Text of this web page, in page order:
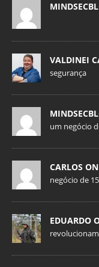
VALDINEI
segurança
um negócio
CARLOS ON
negócio de
EDUARDO